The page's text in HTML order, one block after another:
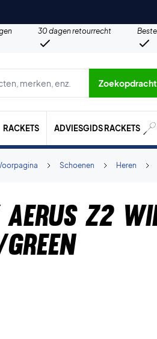
30 dagen retourrecht
merken etc.
Zoekopdracht
RACKETS ADVIESGIDS RACKETS
Heren
Schoenen
Aerus Z2